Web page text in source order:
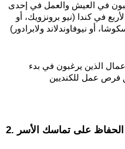
والخريجين الدوليين الذين يرغبون في العيش والعمل في إحدى
مقاطعات المحيط الأطلسي الأربع في كندا (نيو برونزويك، أو
لرواد الأعمال الذين يرغبون في بدء
الحفاظ على تماسك الأسر